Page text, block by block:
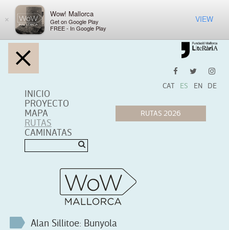
×
Wow! Mallorca
Get on Google Play
FREE - In Google Play
VIEW
INICIO
PROYECTO
MAPA
RUTAS
CAMINATAS
CAT ES EN DE
Alan Sillitoe: Bunyola